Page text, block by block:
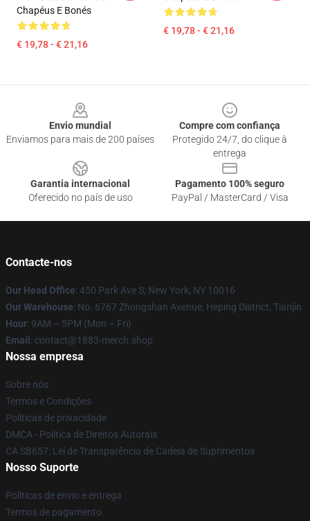
Chapéus E Bonés
€ 19,78 - € 21,16
€ 19,78 - € 21,16
Envio mundial
Enviamos para mais de 200 países
Compre com confiança
Protegido 24/7, do clique à
entrega
Garantia internacional
Oferecido no país de uso
Pagamento 100% seguro
PayPal / MasterCard / Visa
Contacte-nos
Our Head Office: 450 Park Ave S, New York, NY 10016
Our Warehouse: No. 6767 Zhongshan Avenue, Heping District, Tianjin
Hour: 9AM – 5PM (Mon – Fri)
Email : contact@1883-merch.shop
Nossa empresa
Sobre nós
Termos e Condições
Políticas de privacidade
DMCA - Política de Direitos Autorais
CA SB657: Lei de Transparência de Cadeia de Suprimentos
Nosso Suporte
Políticas de envio e entrega
Termos de pagamento